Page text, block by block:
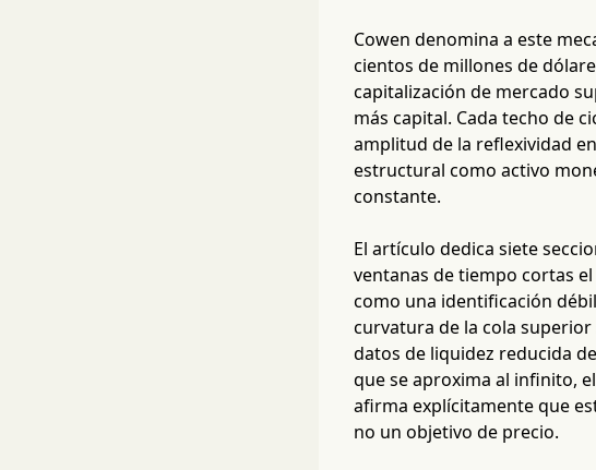
Cowen denomina a este
cientos de millones de
capitalización de mercado
más capital. Cada techo de
amplitud de la reflexividad
estructural como activo
constante.
El artículo dedica siete
ventanas de tiempo cortas
como una identificación
curvatura de la cola
datos de liquidez reducida
que se aproxima al infinito,
afirma explícitamente que
no un objetivo de precio.